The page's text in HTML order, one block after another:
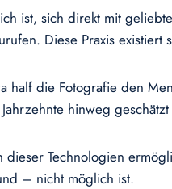
ist, sich direkt mit
Diese Praxis existiert
half die Fotografie den
hinweg
dieser Technologien
– nicht möglich ist.